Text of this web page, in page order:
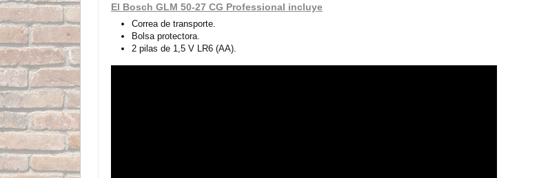
El Bosch GLM 50-27 CG Professional incluye
Correa de transporte.
Bolsa protectora.
2 pilas de 1,5 V LR6 (AA).